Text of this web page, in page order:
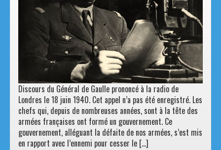
Discours du Général de Gaulle prononcé à la radio de
Londres le 18 juin 1940. Cet appel n’a pas été enregistré. Les
chefs qui, depuis de nombreuses années, sont à la tête des
armées françaises ont formé un gouvernement. Ce
gouvernement, alléguant la défaite de nos armées, s’est mis
en rapport avec l’ennemi pour cesser le […]